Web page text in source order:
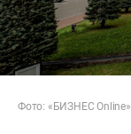
Фото: «БИЗНЕС Online»